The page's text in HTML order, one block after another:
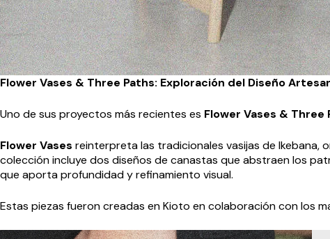
Flower Vases & Three Paths: Exploración del Diseño
Uno de sus proyectos más recientes es Flower Vases & Three
Flower Vases reinterpreta las tradicionales vasijas de
colección incluye dos diseños de canastas que abstraen los
que aporta profundidad y refinamiento visual.
Estas piezas fueron creadas en Kioto en colaboración con los